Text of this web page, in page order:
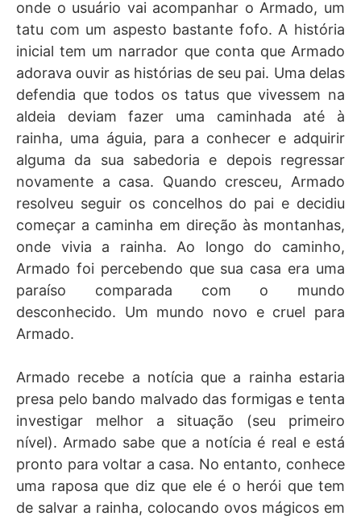
onde o usuário vai acompanhar o Armado, um
tatu com um aspesto bastante fofo. A história
inicial tem um narrador que conta que Armado
adorava ouvir as histórias de seu pai. Uma delas
defendia que todos os tatus que vivessem na
aldeia deviam fazer uma caminhada até à
rainha, uma águia, para a conhecer e adquirir
alguma da sua sabedoria e depois regressar
novamente a casa. Quando cresceu, Armado
resolveu seguir os concelhos do pai e decidiu
começar a caminha em direção às montanhas,
onde vivia a rainha. Ao longo do caminho,
Armado foi percebendo que sua casa era uma
paraíso comparada com o mundo
desconhecido. Um mundo novo e cruel para
Armado.
Armado recebe a notícia que a rainha estaria
presa pelo bando malvado das formigas e tenta
investigar melhor a situação (seu primeiro
nível). Armado sabe que a notícia é real e está
pronto para voltar a casa. No entanto, conhece
uma raposa que diz que ele é o herói que tem
de salvar a rainha, colocando ovos mágicos em